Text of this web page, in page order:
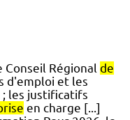
Conseil Régional de
d'emploi et les
les justificatifs
en charge [...]